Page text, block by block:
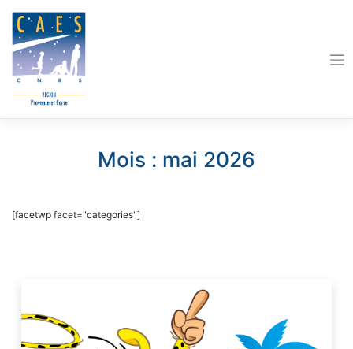
content
Mois : mai 2026
[facetwp facet="categories"]